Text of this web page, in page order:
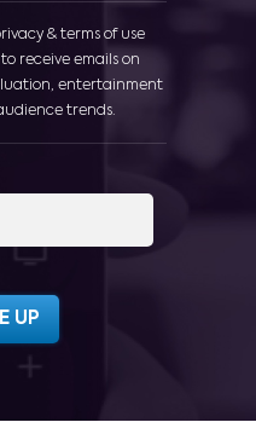
& terms of use
receive emails on
entertainment
trends.